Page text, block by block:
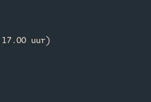
uur)